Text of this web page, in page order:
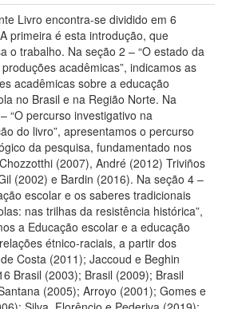
Livro encontra-se dividido em 6
primeira é esta introdução, que
o trabalho. Na seção 2 – “O estado da
acadêmicas”, indicamos as
acadêmicas sobre a educação
no Brasil e na Região Norte. Na
“O percurso investigativo na
do livro”, apresentamos o percurso
da pesquisa, fundamentado nos
(2007), André (2012) Triviños
(2002) e Bardin (2016). Na seção 4 –
escolar e os saberes tradicionais
nas trilhas da resistência histórica”,
a Educação escolar e a educação
étnico-raciais, a partir dos
Costa (2011); Jaccoud e Beghin
Brasil (2003); Brasil (2009); Brasil
(2005); Arroyo (2001); Gomes e